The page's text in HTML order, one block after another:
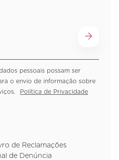
pessoais possam ser
o envio de informação sobre
Política de Privacidade
de Reclamações
de Denúncia